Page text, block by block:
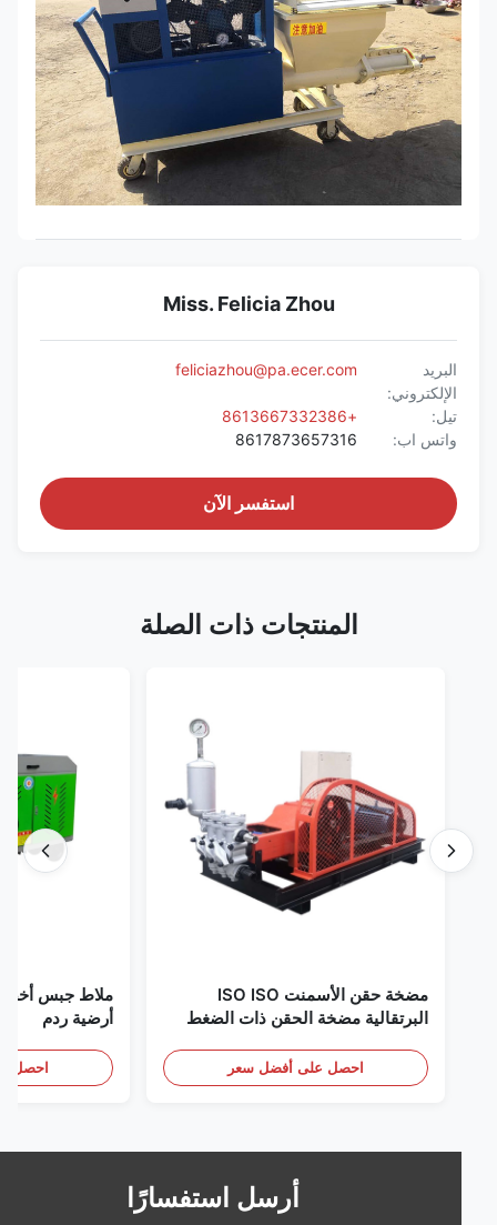
Miss. Felicia Zhou
الإلكتروني:
feliciazhou@pa.ecer.com
واتس اب:
8617873657316
استفسر الآن
المنتجات ذات الصلة
مضخة حقن الأسمنت ISO ISO
البرتقالية مضخة الحقن ذات الضغط
احصل على أفضل سعر
أرضية ردم
احصل على
أرسل استفسارًا